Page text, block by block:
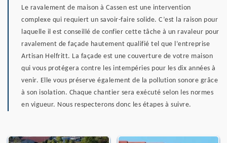
Le ravalement de maison à Cassen est une intervention
complexe qui requiert un savoir-faire solide. C’est la raison pour
laquelle il est conseillé de confier cette tâche à un ravaleur pour
ravalement de façade hautement qualifié tel que l’entreprise
Artisan Helfritt. La façade est une couverture de votre maison
qui vous protégera contre les intempéries pour les dix années à
venir. Elle vous préserve également de la pollution sonore grâce
à son isolation. Chaque chantier sera exécuté selon les normes
en vigueur. Nous respecterons donc les étapes à suivre.